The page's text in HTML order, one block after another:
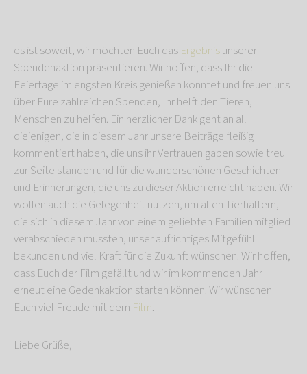
es ist soweit, wir möchten Euch das Ergebnisunserer
Spendenaktion präsentieren. Wir hoffen, dass Ihr die
Feiertage im engsten Kreis genießen konntet und freuen uns
über Eure zahlreichen Spenden, Ihr helft den Tieren,
Menschen zu helfen. Ein herzlicher Dank geht an all
diejenigen, die in diesem Jahr unsere Beiträge fleißig
kommentiert haben, die uns ihr Vertrauen gaben sowie treu
zur Seite standen und für die wunderschönen Geschichten
und Erinnerungen, die uns zu dieser Aktion erreicht haben. Wir
wollen auch die Gelegenheit nutzen, um allen Tierhaltern,
die sich in diesem Jahr von einem geliebten Familienmitglied
verabschieden mussten, unser aufrichtiges Mitgefühl
bekunden und viel Kraft für die Zukunft wünschen. Wir hoffen,
dass Euch der Film gefällt und wir im kommenden Jahr
erneut eine Gedenkaktion starten können. Wir wünschen
Euch viel Freude mit dem Film.
Liebe Grüße,